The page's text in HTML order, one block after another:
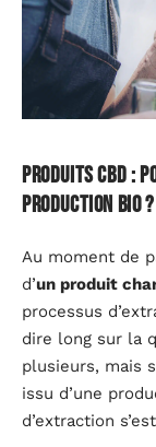
Produits CBD :
production bio ?
Au moment de
d’un produit
processus
dire long sur la
plusieurs, mais
issu d’une
d’extraction